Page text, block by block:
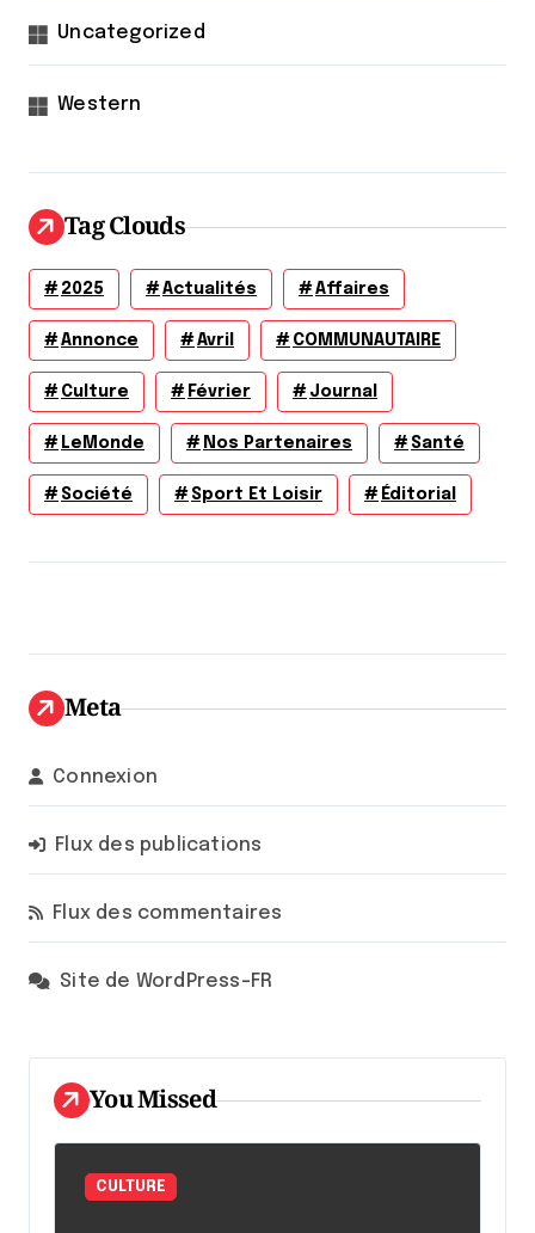
Uncategorized
Western
Tag Clouds
2025 Actualités Affaires
Annonce Avril COMMUNAUTAIRE
Culture Février Journal
LeMonde Nos Partenaires Santé
Société Sport Et Loisir Éditorial
Meta
Connexion
Flux des publications
Flux des commentaires
Site de WordPress-FR
You Missed
CULTURE